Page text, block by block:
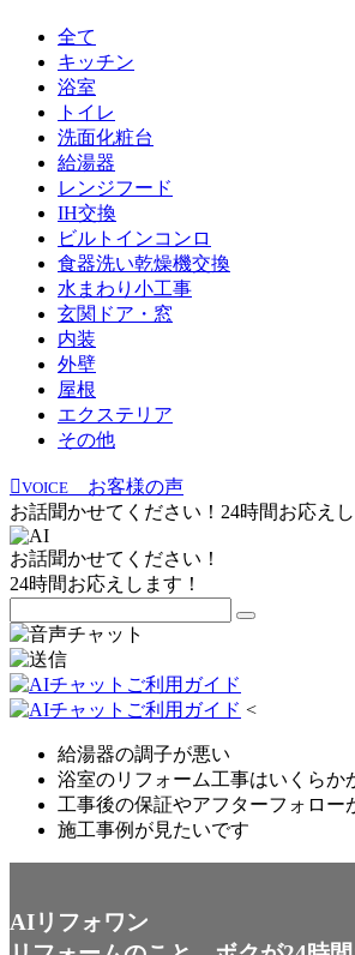
全て
キッチン
浴室
トイレ
洗面化粧台
給湯器
レンジフード
IH交換
ビルトインコンロ
食器洗い乾燥機交換
水まわり小工事
玄関ドア・窓
内装
外壁
屋根
エクステリア
その他
VOICE
お客様の声
お話聞かせてください！24時間お応えし
お話聞かせてください！
24時間お応えします！
<
給湯器の調子が悪い
浴室のリフォーム工事はいくらか
工事後の保証やアフターフォロー
施工事例が見たいです
AIリフォワン